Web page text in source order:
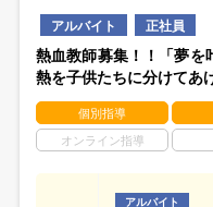
アルバイト 正社員
熱血教師募集！！「夢を
熱を子供たちに分けてあ
個別指導
オンライン指導
アルバイト